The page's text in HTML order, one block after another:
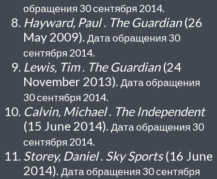
обращения 30 сентября 2014.
Hayward, Paul. The Guardian(26
May 2009). Дата обращения 30
сентября 2014.
Lewis, Tim. The Guardian(24
November 2013). Дата обращения
30 сентября 2014.
Calvin, Michael. The Independent
(15 June 2014). Дата обращения 30
сентября 2014.
Storey, Daniel. Sky Sports(16 June
2014). Дата обращения 30 сентября